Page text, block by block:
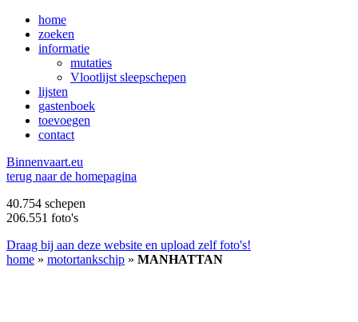
home
zoeken
informatie
mutaties
Vlootlijst sleepschepen
lijsten
gastenboek
toevoegen
contact
Binnenvaart.eu
terug naar de homepagina
40.754 schepen
206.551 foto's
Draag bij aan deze website en upload zelf foto's!
home » motortankschip » MANHATTAN